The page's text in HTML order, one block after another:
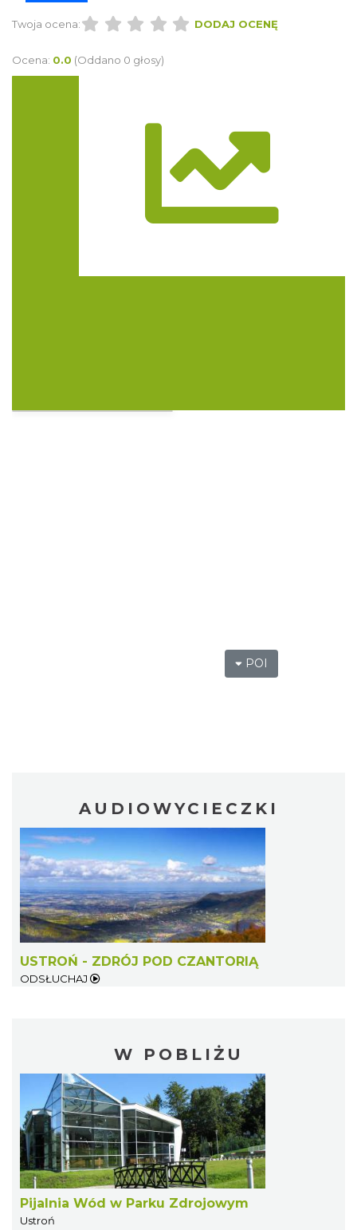
Twoja ocena: DODAJ OCENĘ
Ocena: 0.0 (Oddano 0 głosy)
POI
Trasa
AUDIOWYCIECZKI
USTROŃ - ZDRÓJ POD CZANTORIĄ
ODSŁUCHAJ
W POBLIŻU
Pijalnia Wód w Parku Zdrojowym
Ustroń